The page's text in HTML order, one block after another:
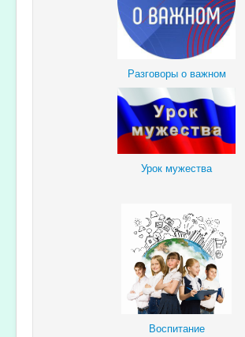
Разговоры о важном
Урок мужества
Воспитание